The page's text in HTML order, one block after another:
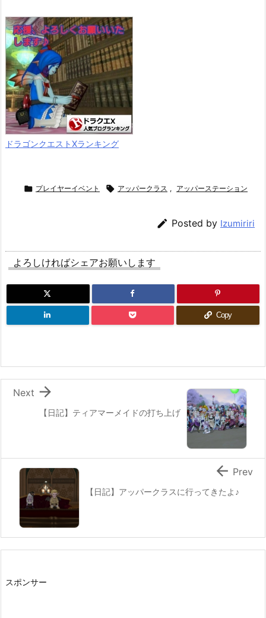
ドラゴンクエストXランキング
 プレイヤーイベント  アッパークラス , アッパーステーション
 Posted by Izumiriri
よろしければシェアお願いします
Copy
【日記】ティアマーメイドの打ち上げ

Next
【日記】アッパークラスに行ってきたよ♪
 Prev
スポンサー